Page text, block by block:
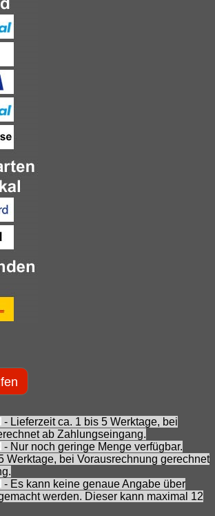
- Lieferzeit ca. 1 bis 5 Werktage, bei
ab Zahlungseingang.
- Nur noch geringe Menge verfügbar.
Werktage, bei Vorausrechnung gerechnet
- Es kann keine genaue Angabe über
werden. Dieser kann maximal 12